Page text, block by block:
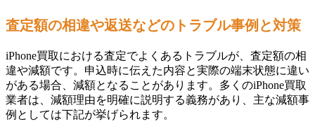
査定額の相違や返送などのトラブル事例と対策
iPhone買取における査定でよくあるトラブルが、査定額の相
違や減額です。申込時に伝えた内容と実際の端末状態に違い
がある場合、減額となることがあります。多くのiPhone買取
業者は、減額理由を明確に説明する義務があり、主な減額事
例としては下記が挙げられます。